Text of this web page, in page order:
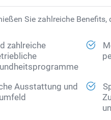
Sie zahlreiche
zahlreiche
Ausstattung und